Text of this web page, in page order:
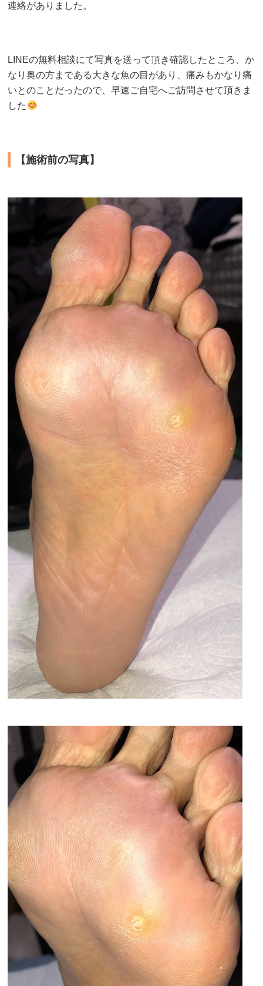
連絡がありました。
LINEの無料相談にて写真を送って頂き確認したところ、か
なり奥の方まである大きな魚の目があり、痛みもかなり痛
いとのことだったので、早速ご自宅へご訪問させて頂きま
した
【施術前の写真】